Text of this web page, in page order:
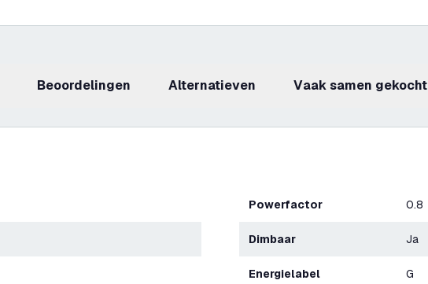
beoordelingen Alternatieven Vaak samen gekocht
Powerfactor 0.8
Dimbaar Ja
Energielabel G